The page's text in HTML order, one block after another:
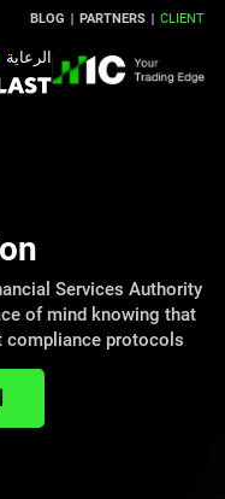
CLIENT
PARTNERS
BLOG
الرعاية
Services Authority
of mind knowing that
protocols.